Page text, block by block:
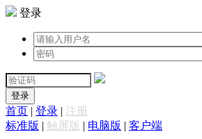
登录
登录
首页 | 登录 | 注册
标准版 | 触屏版 | 电脑版 | 客户端